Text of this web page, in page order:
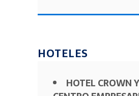
HOTELES
HOTEL CROWN Y